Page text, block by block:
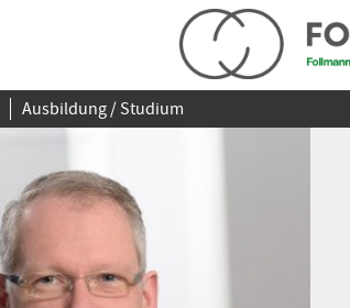
Ausbildung / Studium